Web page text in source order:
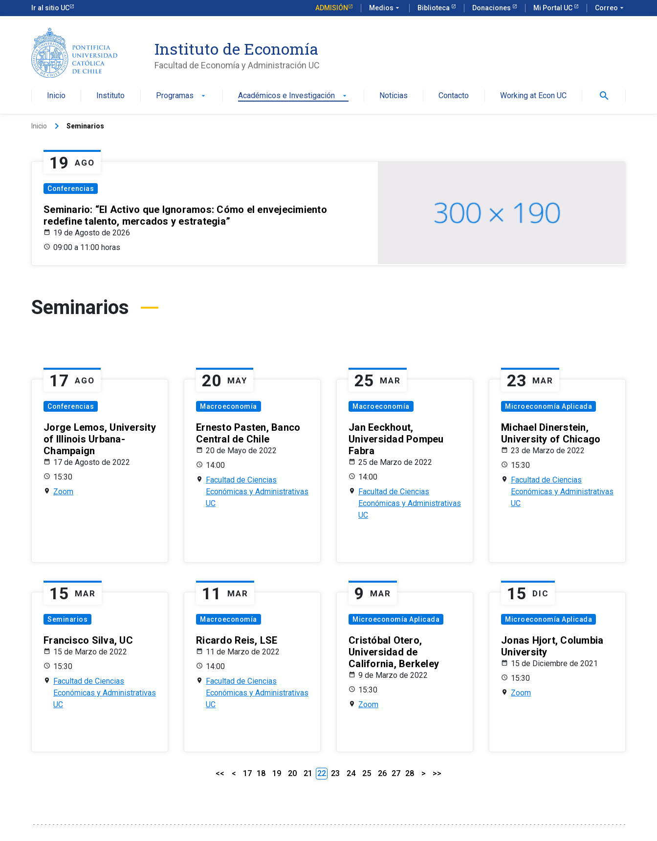
Ir al sitio UC ADMISIÓN Medios arrow_drop_down Biblioteca Donaciones Mi Portal UC Correo arrow_drop_down
Instituto de Economía
Facultad de Economía y Administración UC
Inicio Instituto Programas arrow_drop_down Académicos e Investigación arrow_drop_down Noticias Contacto Working at Econ UC search
Inicio keyboard_arrow_right Seminarios
19 AGO
Conferencias
Seminario: “El Activo que Ignoramos: Cómo el envejecimiento
redefine talento, mercados y estrategia”
19 de Agosto de 2026
09:00 a 11:00 horas
Seminarios
17 AGO
Conferencias
Jorge Lemos, University
of Illinois Urbana-
Champaign
17 de Agosto de 2022
15:30
Zoom
20 MAY
Macroeconomía
Ernesto Pasten, Banco
Central de Chile
20 de Mayo de 2022
14:00
Facultad de Ciencias
Económicas y Administrativas
UC
25 MAR
Macroeconomía
Jan Eeckhout,
Universidad Pompeu
Fabra
25 de Marzo de 2022
14:00
Facultad de Ciencias
Económicas y Administrativas
UC
23 MAR
Microeconomía Aplicada
Michael Dinerstein,
University of Chicago
23 de Marzo de 2022
15:30
Facultad de Ciencias
Económicas y Administrativas
UC
15 MAR
Seminarios
Francisco Silva, UC
15 de Marzo de 2022
15:30
Facultad de Ciencias
Económicas y Administrativas
UC
11 MAR
Macroeconomía
Ricardo Reis, LSE
11 de Marzo de 2022
14:00
Facultad de Ciencias
Económicas y Administrativas
UC
9 MAR
Microeconomía Aplicada
Cristóbal Otero,
Universidad de
California, Berkeley
9 de Marzo de 2022
15:30
Zoom
15 DIC
Microeconomía Aplicada
Jonas Hjort, Columbia
University
15 de Diciembre de 2021
15:30
Zoom
<< < 17 18 19 20 21 22 23 24 25 26 27 28 > >>